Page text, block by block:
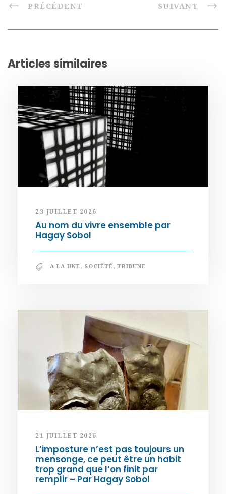
PRÉCÉDENT SUIVANT
Articles similaires
23 JUILLET 2026
Au nom du vivre ensemble par
Hagay Sobol
A LA UNE, SOCIÉTÉ, TRIBUNE
21 JUILLET 2026
L’imposture n’est pas toujours un
mensonge, ce peut être un habit
trop grand que l’on finit par
remplir – Par Hagay Sobol